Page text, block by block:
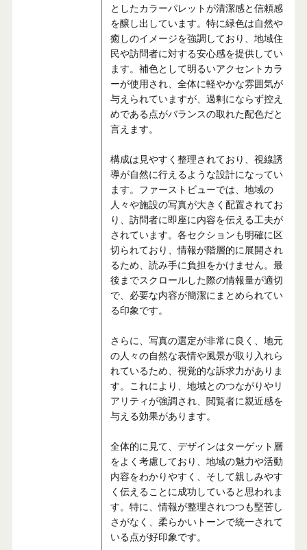
としたカラーパレットが清潔感と信頼感
を醸し出しています。特に緑色は自然や
癒しのイメージを強調しており、地域住
民や訪問者に対する安心感を提供してい
ます。補色として明るいアクセントカラ
ーが使用され、全体に軽やかな雰囲気が
与えられていますが、過剰にならず控え
めである点がバランスの取れた配色だと
言えます。
構成は見やすく整理されており、視線誘
導が自然に行えるような設計になってい
ます。ファーストビューでは、地域の
人々や施設の写真が大きく配置されてお
り、訪問者に即座に内容を伝える工夫が
されています。各セクションも明確に区
切られており、情報が階層的に展開され
るため、読み手に負担をかけません。最
後までスクロールした際の情報量が適切
で、必要な内容が簡潔にまとめられてい
る印象です。
さらに、写真の選定が非常に良く、地元
の人々の自然な表情や風景が取り入れら
れているため、視覚的な訴求力がありま
す。これにより、地域とのつながりやリ
アリティが強調され、閲覧者に親近感を
与える効果があります。
全体的に見て、デザインはターゲット層
をよく考慮しており、地域の魅力や活動
内容をわかりやすく、そして親しみやす
く伝えることに成功していると思われま
す。特に、情報が整理されつつも堅苦し
さがなく、柔らかいトーンで統一されて
いる点が好印象です。